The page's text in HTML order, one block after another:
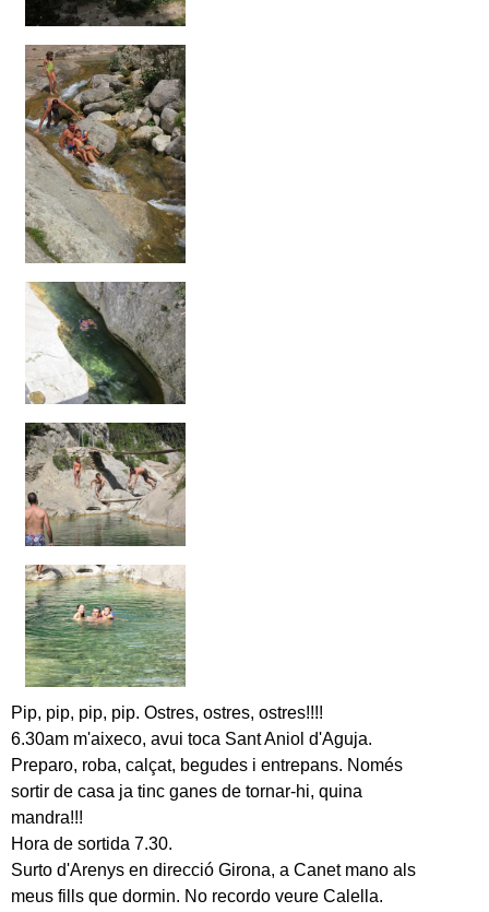
Pip, pip, pip, pip. Ostres, ostres, ostres!!!!
6.30am m'aixeco, avui toca Sant Aniol d'Aguja.
Preparo, roba, calçat, begudes i entrepans. Només
sortir de casa ja tinc ganes de tornar-hi, quina
mandra!!!
Hora de sortida 7.30.
Surto d'Arenys en direcció Girona, a Canet mano als
meus fills que dormin. No recordo veure Calella.